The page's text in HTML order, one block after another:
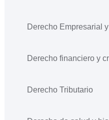
Derecho Empresarial
Derecho financiero y
Derecho Tributario